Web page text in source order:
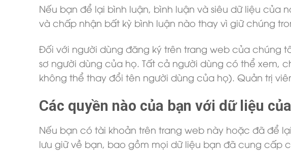
Nếu bạn để lại bình luận, bình luận và siêu dữ liệu
và chấp nhận bất kỳ bình luận nào thay vì giữ chúng
Đối với người dùng đăng ký trên trang web của chúng
sơ người dùng của họ. Tất cả người dùng có thể xem,
không thể thay đổi tên người dùng của họ). Quản trị
Các quyền nào của bạn với dữ liệu
Nếu bạn có tài khoản trên trang web này hoặc đã để
lưu giữ về bạn, bao gồm mọi dữ liệu bạn đã cung cấp